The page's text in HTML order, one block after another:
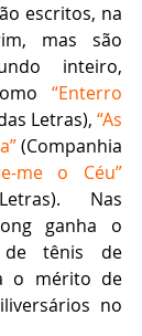
escritos, na
mas são
inteiro,
“Enterro
Letras), “As
(Companhia
me o Céu”
Nas
ganha o
de tênis de
o mérito de
no